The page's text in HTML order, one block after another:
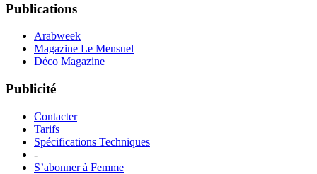
Publications
Arabweek
Magazine Le Mensuel
Déco Magazine
Publicité
Contacter
Tarifs
Spécifications Techniques
-
S’abonner à Femme